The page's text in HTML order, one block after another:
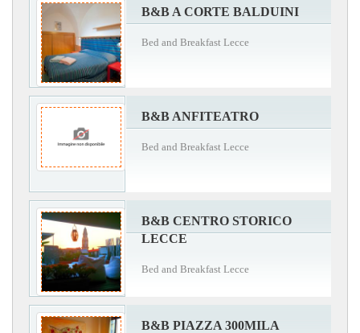
B&B A CORTE BALDUINI
Bed and Breakfast Lecce
B&B ANFITEATRO
Bed and Breakfast Lecce
B&B CENTRO STORICO
LECCE
Bed and Breakfast Lecce
B&B PIAZZA 300MILA